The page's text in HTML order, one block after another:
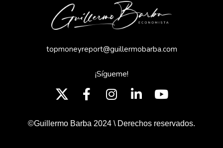
topmoneyreport@guillermobarba.com
¡Sígueme!
©Guillermo Barba 2024 \ Derechos reservados.